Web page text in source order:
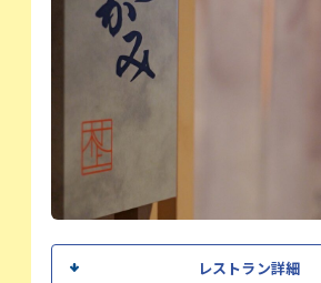
シェフメッセージ
レストラン詳細